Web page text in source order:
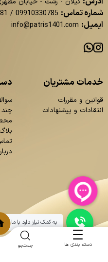
شماره تماس: 09910330785
/
ایمیل: info@patris1401.com
خدمات مشتریان
قوانین و مقررات
انتقادات و پیشنهادات
چند
بلاگ
دسته بندی ها جستجو
به کمک نیاز دارد با ما چت